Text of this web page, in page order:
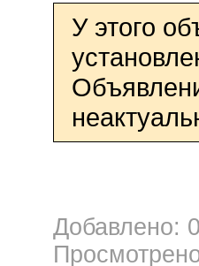
У этого
Добавлено: